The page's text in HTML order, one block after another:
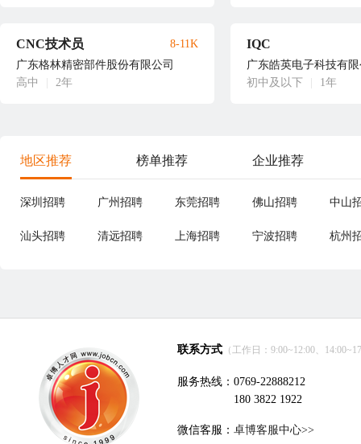
CNC技术员
广东格林精密部件股份有限公司
高中
2年
8-11K IQC
广东皓英电子科技有
初中及以下
1年
地区推荐 榜单推荐 企业推荐
深圳招聘 广州招聘 东莞招聘 佛山招聘 中山
汕头招聘 清远招聘 上海招聘 宁波招聘 杭州
联系方式 （工作日：9:00~12:00、
服务热线：0769-22888212
180 3822 1922
微信客服： 卓博客服中心>>